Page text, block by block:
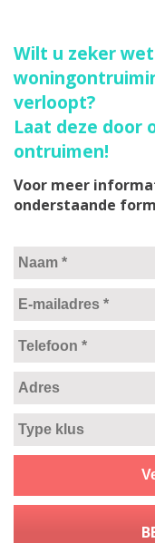
Wilt u zeker
verloopt?
Laat deze door
ontruimen!
Voor meer
onderstaande